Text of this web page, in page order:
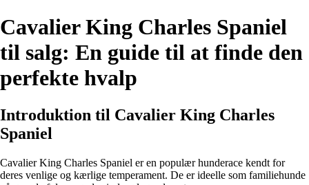
Cavalier King Charles Spaniel
til salg: En guide til at finde den
perfekte hvalp
Introduktion til Cavalier King Charles
Spaniel
Cavalier King Charles Spaniel er en populær hunderace kendt for
deres venlige og kærlige temperament. De er ideelle som familiehunde